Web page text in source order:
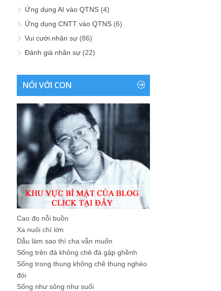
Ứng dụng AI vào QTNS (4)
Ứng dụng CNTT vào QTNS (6)
Vui cười nhân sự (86)
Đánh giá nhân sự (22)
NÓI VỚI CON
Cao đo nỗi buồn
Xa nuôi chí lớn
Dẫu làm sao thì cha vẫn muốn
Sống trên đá không chê đá gập ghềnh
Sống trong thung không chê thung nghèo
đói
Sống như sông như suối